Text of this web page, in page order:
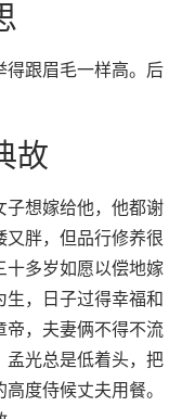
得跟眉毛一样高。后
故
想嫁给他，他都谢
又胖，但品行修养很
十多岁如愿以偿地嫁
，日子过得幸福和
帝，夫妻俩不得不流
孟光总是低着头，把
度侍候丈夫用餐。